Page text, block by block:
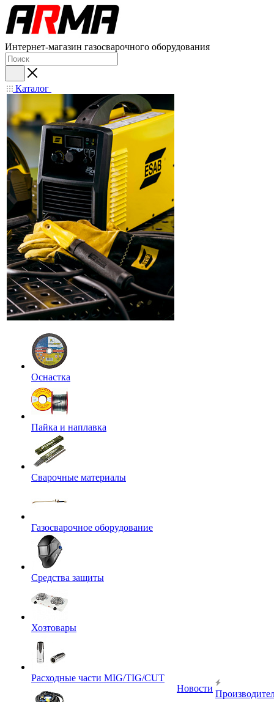
Интернет-магазин газосварочного оборудования
Каталог
Оснастка
Пайка и наплавка
Сварочные материалы
Газосварочное оборудование
Средства защиты
Хозтовары
Расходные части MIG/TIG/CUT
Новости